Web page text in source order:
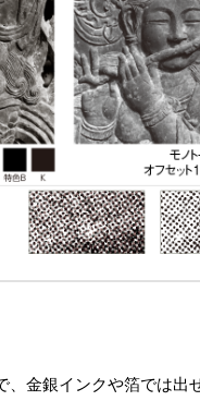
、金銀インクや箔では出